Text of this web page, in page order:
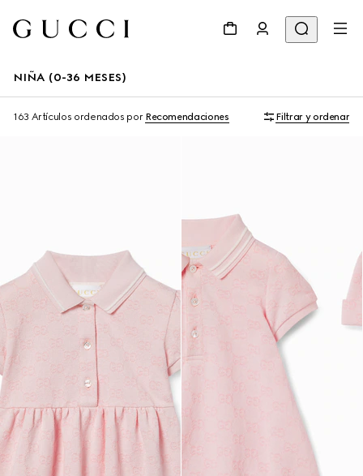
NIÑA (0-36 MESES)
163 Artículos ordenados por Recomendaciones Filtrar y ordenar